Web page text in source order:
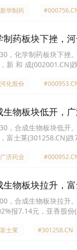
华制药
制药板块下挫，
，化学制药板块下挫
新 和 成(002001.CN)
化股份
生物板块低开，
，合成生物板块低开
富士莱(301258.CN)
济药业
生物板块拉升，
，合成生物板块拉升
报7.14元，亚香股
士莱 #301258.CN